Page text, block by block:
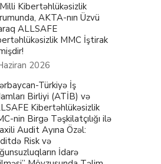
Kibertəhlükəsizlik
AKTA-nın Üzvü
ALLSAFE
MMC İştirak
2026
Türkiyə İş
Birliyi (ATİB) və
Kibertəhlükəsizlik
nin Birgə Təşkilatçılığı ilə
Audit Ayına Özəl:
Risk və
İdarə